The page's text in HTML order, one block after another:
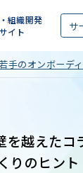
組織開発
イト
サ
手のオンボーデ
を越えたコ
りのヒント